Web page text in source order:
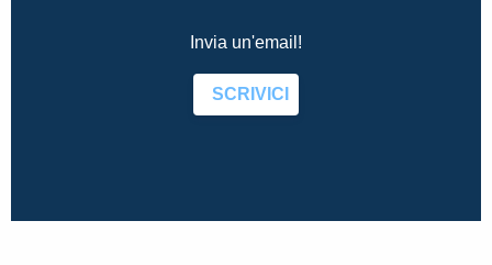
Invia un'email!
SCRIVICI